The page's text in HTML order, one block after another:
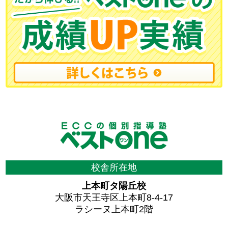
校舎所在地
上本町タ陽丘校
大阪市天王寺区上本町8-4-17
ラシーヌ上本町2階